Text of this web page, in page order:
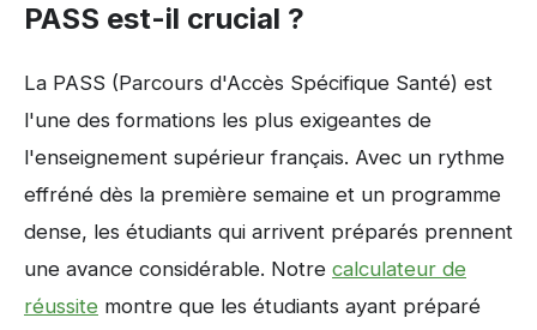
PASS est-il crucial ?
La PASS (Parcours d'Accès Spécifique Santé) est
l'une des formations les plus exigeantes de
l'enseignement supérieur français. Avec un rythme
effréné dès la première semaine et un programme
dense, les étudiants qui arrivent préparés prennent
une avance considérable. Notre calculateur de
réussite montre que les étudiants ayant préparé